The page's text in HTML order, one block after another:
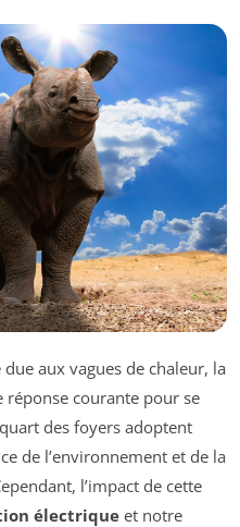
aux vagues de chaleur, la
réponse courante pour se
des foyers adoptent
de l’environnement et de la
l’impact de cette
électriqueet notre